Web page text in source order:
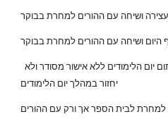
עצירה ושיחה עם ההורים למחרת בבוקר
היום ושיחה עם ההורים למחרת בבוקר
יחזור במהלך יום הלימודים